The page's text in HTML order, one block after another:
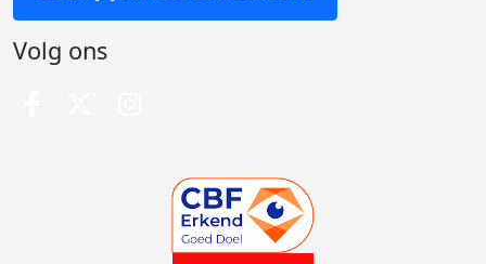
Volg ons